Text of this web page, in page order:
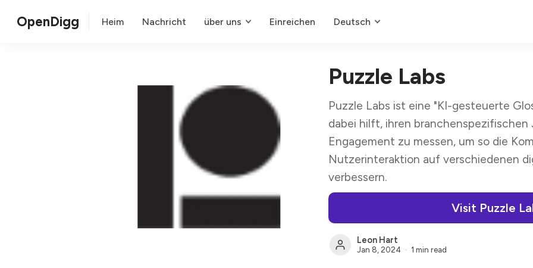
OpenDigg Heim Nachricht über uns Einreichen Deutsch
Puzzle Labs
Puzzle Labs ist eine "KI-gesteuerte
dabei hilft, ihren branchenspezifischen
Engagement zu messen, um so die
Nutzerinteraktion auf verschiedenen
verbessern.
Visit Puzzle
Leon Hart
Jan 8, 2024 1 min read